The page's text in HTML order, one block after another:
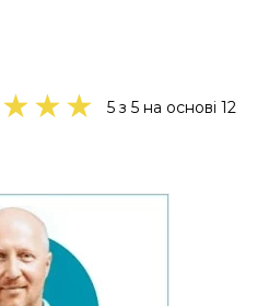
★★★
5 з 5 на основі 12